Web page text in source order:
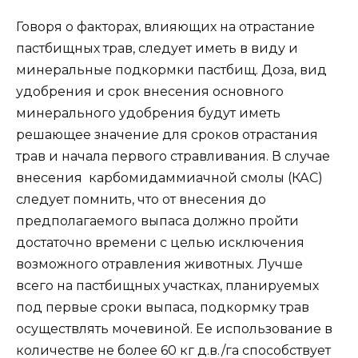
Говоря о факторах, влияющих на отрастание
пастбищных трав, следует иметь в виду и
минеральные подкормки пастбищ. Доза, вид
удобрения и срок внесения основного
минерального удобрения будут иметь
решающее значение для сроков отрастания
трав и начала первого стравливания. В случае
внесения карбомидаммиачной смолы (КАС)
следует помнить, что от внесения до
предполагаемого выпаса должно пройти
достаточно времени с целью исключения
возможного отравления животных. Лучше
всего на пастбищных участках, планируемых
под первые сроки выпаса, подкормку трав
осуществлять мочевиной. Ее использование в
количестве не более 60 кг д.в./га способствует